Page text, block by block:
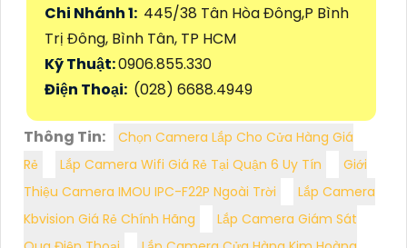
Chi Nhánh 1: 445/38 Tân Hòa Đông,P Bình
Trị Đông, Bình Tân, TP HCM
Kỹ Thuật:0906.855.330
Điện Thoại: (028) 6688.4949
Thông Tin:
Chọn Camera Lắp Cho Cửa Hàng Giá
Rẻ
Lắp Camera Wifi Giá Rẻ Tại Quận 6 Uy Tín
Giới
Thiệu Camera IMOU IPC-F22P Ngoài Trời
Lắp Camera
Kbvision Giá Rẻ Chính Hãng
Lắp Camera Giám Sát